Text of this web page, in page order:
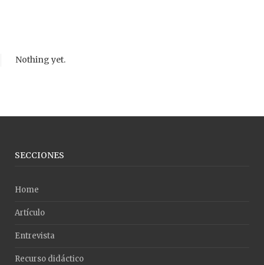
Nothing yet.
SECCIONES
Home
Artículo
Entrevista
Recurso didáctico